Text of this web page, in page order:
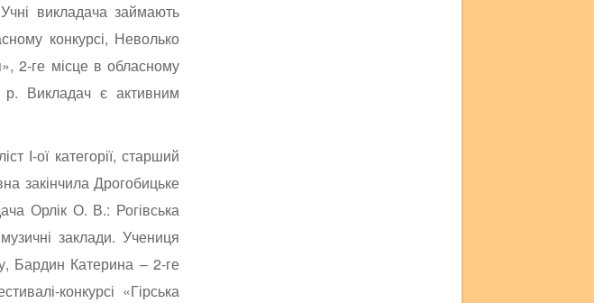
викладача займають
конкурсі, Неволько
2-ге місце в обласному
р. Викладач є активним
І-ої категорії, старший
закінчила Дрогобицьке
Орлік О. В.: Рогівська
заклади. Учениця
Бардин Катерина – 2-ге
конкурсі «Гірська